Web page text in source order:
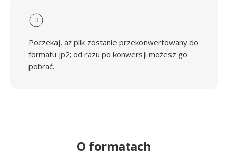
3
Poczekaj, aż plik zostanie przekonwertowany do
formatu jp2; od razu po konwersji możesz go
pobrać.
O formatach